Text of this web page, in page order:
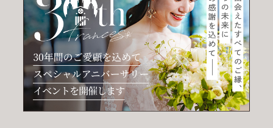
お電話でのご予約・お問い合わせ
TEL.011-633-1111